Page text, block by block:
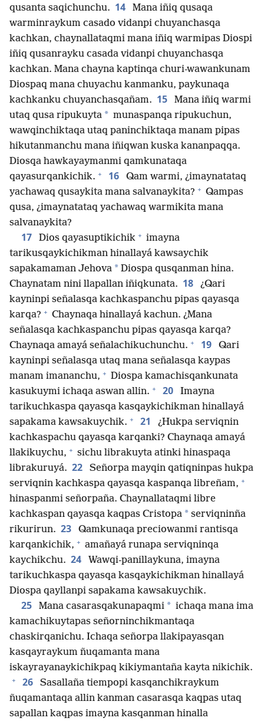
qusanta saqichunchu. 14
Mana iñiq qusaqa
warminraykum casado vidanpi chuyanchasqa
kachkan, chaynallataqmi mana iñiq warmipas Diospi
iñiq qusanrayku casada vidanpi chuyanchasqa
kachkan. Mana chayna kaptinqa churi-wawankunam
Diospaq mana chuyachu kanmanku, paykunaqa
kachkanku chuyanchasqañam. 15
Mana iñiq warmi
utaq qusa ripukuyta * munaspanqa ripukuchun,
wawqinchiktaqa utaq paninchiktaqa manam pipas
hikutanmanchu mana iñiqwan kuska kananpaqqa.
Diosqa hawkayaymanmi qamkunataqa
qayasurqankichik. + 16
Qam warmi, ¿imaynatataq
yachawaq qusaykita mana salvanaykita? + Qampas
qusa, ¿imaynatataq yachawaq warmikita mana
salvanaykita?
17 Dios qayasuptikichik + imayna
tarikusqaykichikman hinallayá kawsaychik
sapakamaman Jehova * Diospa qusqanman hina.
Chaynatam nini llapallan iñiqkunata. 18
¿Qari
kayninpi señalasqa kachkaspanchu pipas qayasqa
karqa? + Chaynaqa hinallayá kachun. ¿Mana
señalasqa kachkaspanchu pipas qayasqa karqa?
Chaynaqa amayá señalachikuchunchu. + 19
Qari
kayninpi señalasqa utaq mana señalasqa kaypas
manam imananchu, + Diospa kamachisqankunata
kasukuymi ichaqa aswan allin. + 20
Imayna
tarikuchkaspa qayasqa kasqaykichikman hinallayá
sapakama kawsakuychik. + 21
¿Hukpa serviqnin
kachkaspachu qayasqa karqanki? Chaynaqa amayá
llakikuychu, + sichu librakuyta atinki hinaspaqa
librakuruyá. 22
Señorpa mayqin qatiqninpas hukpa
serviqnin kachkaspa qayasqa kaspanqa libreñam, +
hinaspanmi señorpaña. Chaynallataqmi libre
kachkaspan qayasqa kaqpas Cristopa * serviqninña
rikurirun. 23
Qamkunaqa preciowanmi rantisqa
karqankichik, + amañayá runapa serviqninqa
kaychikchu. 24
Wawqi-panillaykuna, imayna
tarikuchkaspa qayasqa kasqaykichikman hinallayá
Diospa qayllanpi sapakama kawsakuychik.
25 Mana casarasqakunapaqmi * ichaqa mana ima
kamachikuytapas señorninchikmantaqa
chaskirqanichu. Ichaqa señorpa llakipayasqan
kasqayraykum ñuqamanta mana
iskayrayanaykichikpaq kikiymantaña kayta nikichik.
+ 26
Sasallaña tiempopi kasqanchikraykum
ñuqamantaqa allin kanman casarasqa kaqpas utaq
sapallan kaqpas imayna kasqanman hinalla